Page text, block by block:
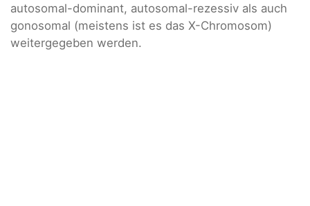
autosomal-dominant, autosomal-rezessiv als auch
gonosomal (meistens ist es das X-Chromosom)
weitergegeben werden.